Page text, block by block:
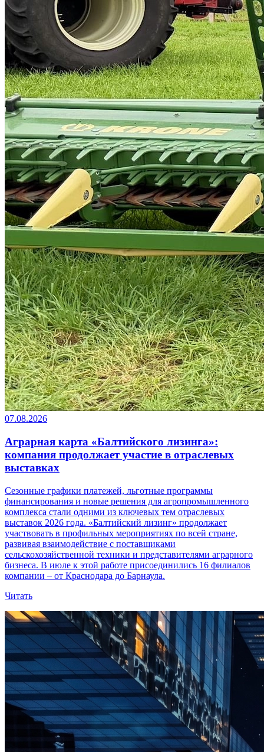
07.08.2026
Аграрная карта «Балтийского лизинга»:
компания продолжает участие в отраслевых
выставках
Сезонные графики платежей, льготные программы
финансирования и новые решения для агропромышленного
комплекса стали одними из ключевых тем отраслевых
выставок 2026 года. «Балтийский лизинг» продолжает
участвовать в профильных мероприятиях по всей стране,
развивая взаимодействие с поставщиками
сельскохозяйственной техники и представителями аграрного
бизнеса. В июле к этой работе присоединились 16 филиалов
компании – от Краснодара до Барнаула.
Читать